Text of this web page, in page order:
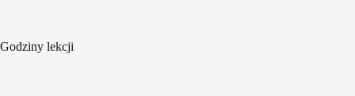
Godziny lekcji